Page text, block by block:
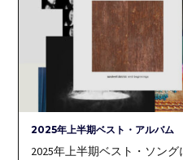
2025年上半期ベスト・アルバム
2025年上半期ベスト・ソン